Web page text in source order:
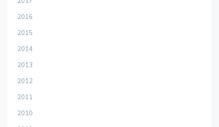
2016
2015
2014
2013
2012
2011
2010